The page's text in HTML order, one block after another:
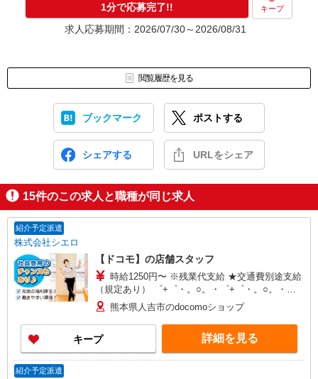
1分で応募完了!! キープ
求人応募期間：2026/07/30～2026/08/31
閲覧履歴を見る
ブックマーク ポストする
シェアする URLをシェア
15件のこの求人と職種が同じ求人
紹介予定派遣
株式会社シエロ
【ドコモ】の店舗スタッフ
時給1250円〜 ※残業代支給 ★交通費別途支給
（規定あり） ゜+゜・。○。・゜+゜・。○。・゜
+゜ 入社祝い金10万円支給(規定有) お友達を紹介
頂くと, インセンティブ支給(規定有) ★月2回払
い・週払い可能（規程有）★ ゜・。○。・゜
+゜・。○。・゜+゜
熊本県人吉市のdocomoショップ
キープ 詳細を見る
紹介予定派遣